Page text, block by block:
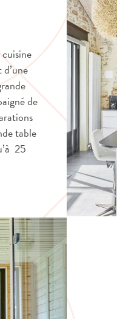
d’une
de
table
25